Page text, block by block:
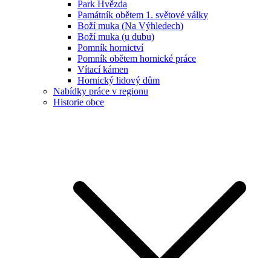
Park Hvězda
Památník obětem 1. světové války
Boží muka (Na Výhledech)
Boží muka (u dubu)
Pomník hornictví
Pomník obětem hornické práce
Vítací kámen
Hornický lidový dům
Nabídky práce v regionu
Historie obce